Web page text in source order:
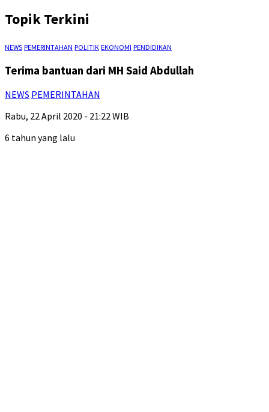
Topik Terkini
NEWS PEMERINTAHAN POLITIK EKONOMI PENDIDIKAN
Terima bantuan dari MH Said Abdullah
NEWS PEMERINTAHAN
Rabu, 22 April 2020 - 21:22 WIB
6 tahun yang lalu